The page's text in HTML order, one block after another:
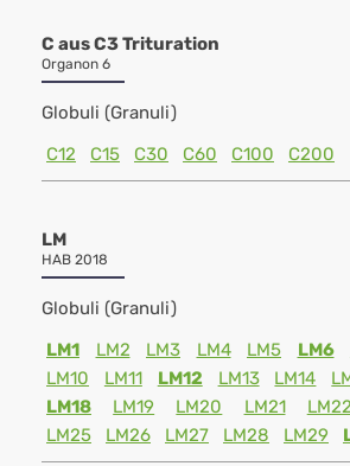
C aus C3 Trituration
Organon 6
Globuli (Granuli)
C12
C15 C30 C60 C100 C200
LM
HAB 2018
Globuli (Granuli)
LM1
LM2 LM3 LM4 LM5 LM6
LM10
LM11 LM12 LM13 LM14
LM18
LM19 LM20 LM21 LM22
LM25
LM26 LM27 LM28 LM29